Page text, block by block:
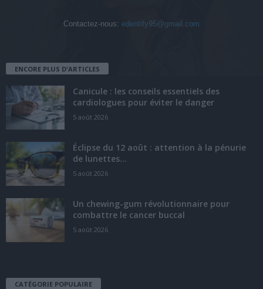
Contactez-nous: edentify95@gmail.com
ENCORE PLUS D'ARTICLES
Canicule : les conseils essentiels des
cardiologues pour éviter le danger
5 août 2026
Éclipse du 12 août : attention à la pénurie
de lunettes...
5 août 2026
Un chewing-gum révolutionnaire pour
combattre le cancer buccal
5 août 2026
CATÉGORIE POPULAIRE